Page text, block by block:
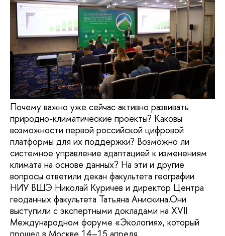
Почему важно уже сейчас активно развивать
природно-климатические проекты? Каковы
возможности первой российской цифровой
платформы для их поддержки? Возможно ли
системное управление адаптацией к изменениям
климата на основе данных? На эти и другие
вопросы ответили декан факультета географии
НИУ ВШЭ Николай Куричев и директор Центра
геоданных факультета Татьяна Анискина.Они
выступили с экспертными докладами на XVII
Международном форуме «Экология», который